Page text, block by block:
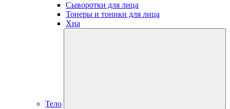
Сыворотки для лица
Тонеры и тоники для лица
Хна
Тело